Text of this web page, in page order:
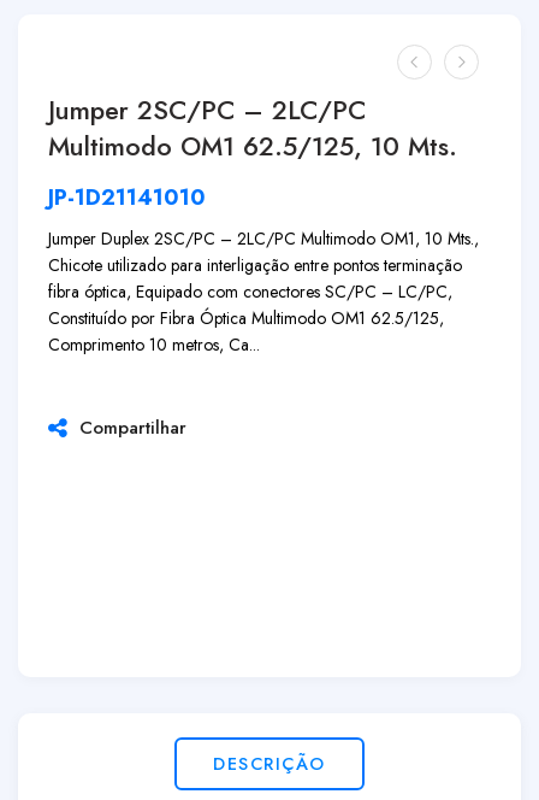
Jumper 2SC/PC – 2LC/PC
Multimodo OM1 62.5/125, 10 Mts.
JP-1D21141010
Jumper Duplex 2SC/PC – 2LC/PC Multimodo OM1, 10 Mts.,
Chicote utilizado para interligação entre pontos terminação
fibra óptica, Equipado com conectores SC/PC – LC/PC,
Constituído por Fibra Óptica Multimodo OM1 62.5/125,
Comprimento 10 metros, Ca...
Compartilhar
DESCRIÇÃO